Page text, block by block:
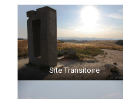
Site Transitoire